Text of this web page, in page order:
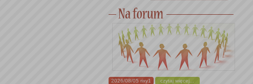
2026/08/05 rixy1 czytaj więcej...